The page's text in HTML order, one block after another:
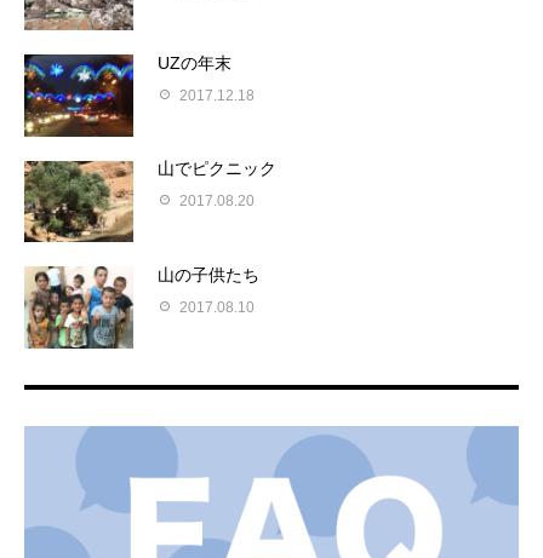
UZの年末
2017.12.18
山でピクニック
2017.08.20
山の子供たち
2017.08.10